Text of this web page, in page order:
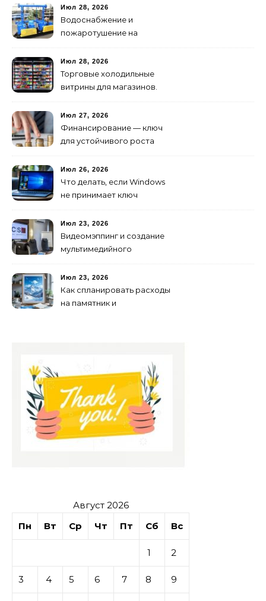
создание клипов
изменилось навсегда
Июл 28, 2026
Водоснабжение и
пожаротушение на
оборудование
предусмотреть заранее
Июл 28, 2026
Торговые холодильные
витрины для магазинов.
Июл 27, 2026
Финансирование — ключ
для устойчивого роста
Июл 26, 2026
Что делать, если Windows
не принимает ключ
Июл 23, 2026
Видеомэппинг и создание
мультимедийного
будущего для пространств
Июл 23, 2026
Как спланировать расходы
на памятник и
Август 2026
Пн
Вт Ср Чт Пт Сб Вс
1 2
3 4 5 6 7 8 9